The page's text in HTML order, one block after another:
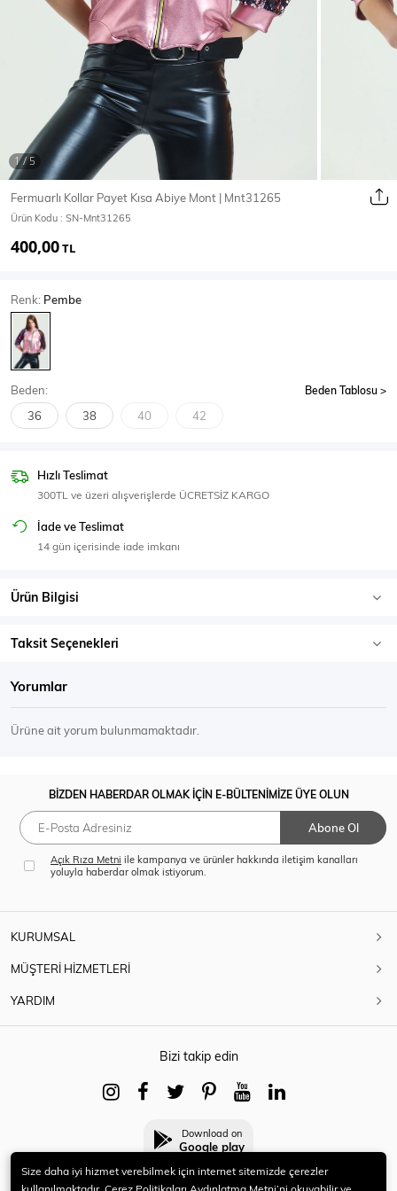
Mont & Kaban
T-SHİRT & BLUZ
T-Shirt
Body
SPOR GİYİM
Eşofman Üstü
Fermuarlı Kollar Payet Kısa Abiye Mont | Mnt31265
Ürün Kodu : SN-Mnt31265
400,00TL
Renk: Pembe
Beden: Beden Tablosu
36 38 40 42
Hızlı Teslimat
300TL ve üzeri alışverişlerde ÜCRETSİZ KARGO
İade ve Teslimat
14 gün içerisinde iade imkanı
Ürün Bilgisi
Taksit Seçenekleri
Yorumlar
Ürüne ait yorum bulunmamaktadır.
BİZDEN HABERDAR OLMAK İÇİN E-BÜLTENİMİZE ÜYE OLUN
Abone Ol
Açık Rıza Metni ile kampanya ve ürünler hakkında iletişim kanalları
yoluyla haberdar olmak istiyorum.
KURUMSAL
MÜŞTERİ HİZMETLERİ
YARDIM
Bizi takip edin
Download on
Google play
Size daha iyi hizmet verebilmek için internet sitemizde çerezler